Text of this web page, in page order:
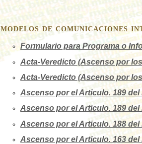
MODELOS DE COMUNICACIONES
Formulario para Programa o
Acta-Veredicto (Ascenso por
Acta-Veredicto (Ascenso por
Ascenso por el Articulo. 189 del
Ascenso por el Articulo. 189
Ascenso por el Articulo. 188 del
Ascenso por el Articulo. 163 del